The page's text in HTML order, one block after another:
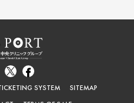
SYSTEM
SITEMAP